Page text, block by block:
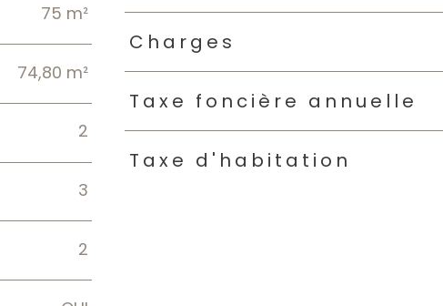
75 m²
74,80 m²
2
3
2
Charges
Taxe foncière annuelle
Taxe d'habitation